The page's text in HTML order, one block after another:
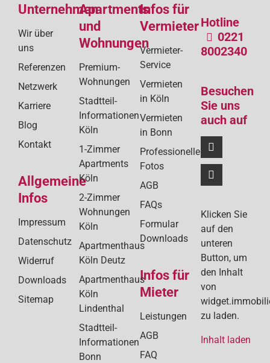
Unternehmen
Wir über
uns
Referenzen
Netzwerk
Karriere
Blog
Kontakt
Allgemeine
Infos
Impressum
Datenschutz
Widerruf
Downloads
Sitemap
Apartments
und
Wohnungen
Premium-
Wohnungen
Stadtteil-
Informationen
Köln
1-Zimmer
Apartments
Köln
2-Zimmer
Wohnungen
Köln
Apartmenthaus
Köln Deutz
Apartmenthaus
Köln
Lindenthal
Stadtteil-
Informationen
Bonn
Infos für
Vermieter
Vermieter-
Service
Vermieten
in Köln
Vermieten
in Bonn
Professionelle
Fotos
AGB
FAQs
Formular
Downloads
Infos für
Mieter
Leistungen
AGB
FAQ
Hotline
0221
8002340
Besuchen
Sie uns
auch auf
Klicken Sie
auf den
unteren
Button, um
den Inhalt
von
zu laden.
Inhalt laden